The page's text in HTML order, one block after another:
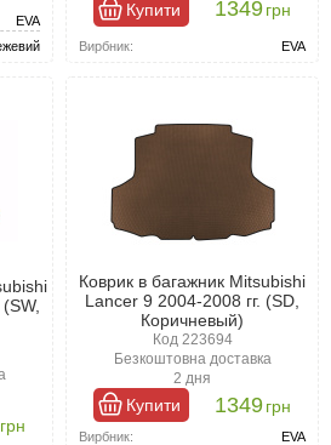
EVA
Купити 1349грн
Вирбник: EVA
грн
Коврик в багажник Mitsubishi
Lancer 9 2004-2008 гг. (SD,
Коричневый)
Код 223694
Безкоштовна доставка
2 дня
Купити 1349грн
Вирбник:
EVA